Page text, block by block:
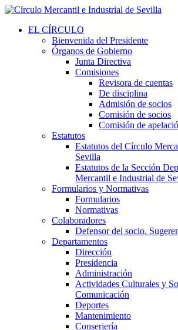
EL CÍRCULO
Bienvenida del Presidente
Órganos de Gobierno
Junta Directiva
Comisiones
Revisora de cuentas
De disciplina
Admisión de socios
Comisión de socios
Comisión de
Estatutos
Estatutos del Círculo
Sevilla
Estatutos de la Sección
Mercantil e Industrial de
Formularios y Normativas
Formularios
Normativas
Colaboradores
Defensor del socio.
Departamentos
Dirección
Presidencia
Administración
Actividades Culturales y
Comunicación
Deportes
Mantenimiento
Conserjería